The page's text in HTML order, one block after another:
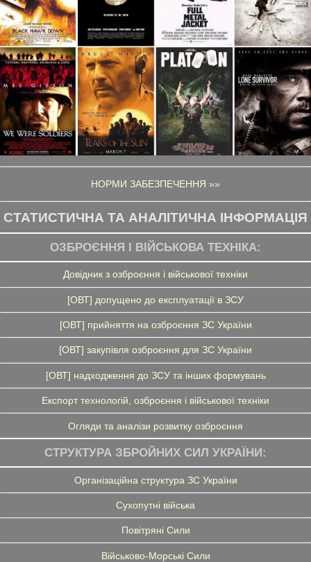
НОРМИ ЗАБЕЗПЕЧЕННЯ »»
СТАТИСТИЧНА ТА АНАЛІТИЧНА ІНФОРМАЦІЯ
ОЗБРОЄННЯ І ВІЙСЬКОВА ТЕХНІКА:
Довідник з озброєння і військової техніки
[ОВТ] допущено до експлуатації в ЗСУ
[ОВТ] прийняття на озброєння ЗС України
[ОВТ] закупівля озброєння для ЗС України
[ОВТ] надходження до ЗСУ та інших формувань
Експорт технологій, озброєння і військової техніки
Огляди та аналізи розвитку озброєння
СТРУКТУРА ЗБРОЙНИХ СИЛ УКРАЇНИ:
Організаційна структура ЗС України
Сухопутні війська
Повітряні Сили
Військово-Морські Сили